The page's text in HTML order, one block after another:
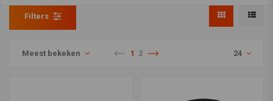
Filters
Meest bekeken 1 2 24